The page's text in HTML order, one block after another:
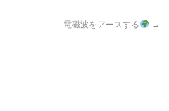
電磁波をアースする →